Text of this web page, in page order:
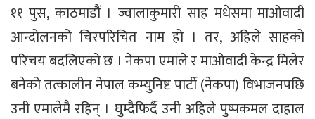
११ पुस, काठमाडौं । ज्वालाकुमारी साह मधेसमा माओवादी
आन्दोलनको चिरपरिचित नाम हो । तर, अहिले साहको
परिचय बदलिएको छ । नेकपा एमाले र माओवादी केन्द्र मिलेर
बनेको तत्कालीन नेपाल कम्युनिष्ट पार्टी (नेकपा) विभाजनपछि
उनी एमालेमै रहिन् । घुम्दैफिर्दै उनी अहिले पुष्पकमल दाहाल